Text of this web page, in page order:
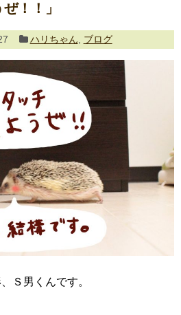
！！」
ハリちゃん ブログ
Ｓ男くんです。